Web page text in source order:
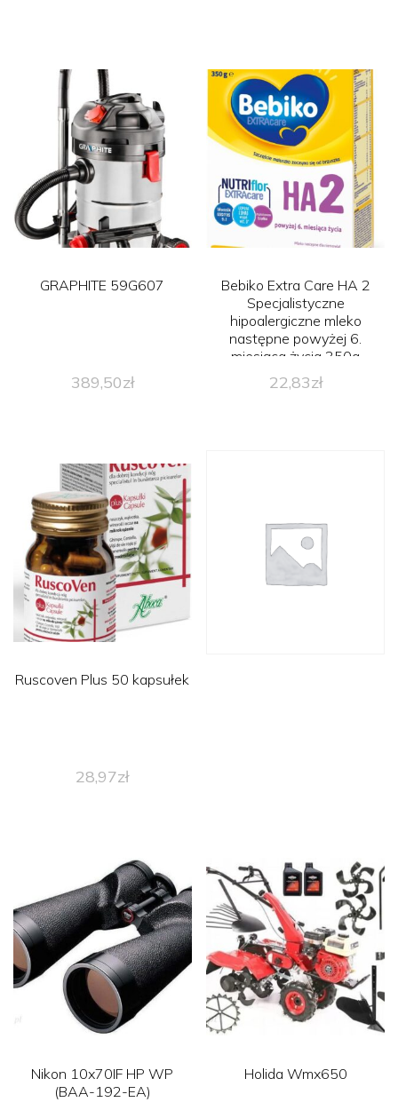
GRAPHITE 59G607
389,50zł
Bebiko Extra Care HA 2
Specjalistyczne
hipoalergiczne mleko
następne powyżej 6.
miesiąca życia 350g
22,83zł
Ruscoven Plus 50 kapsułek
28,97zł
Nikon 10x70IF HP WP
(BAA-192-EA)
Holida Wmx650